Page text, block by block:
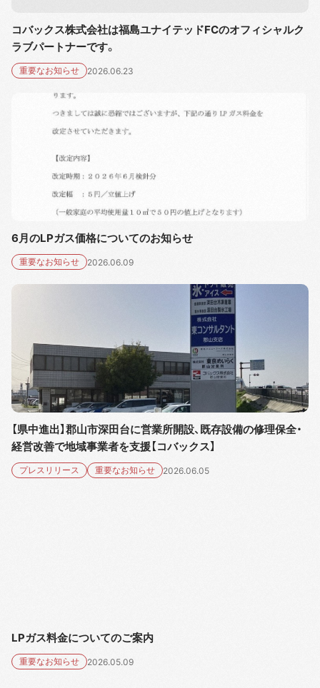
コバックス株式会社は福島ユナイテッドFCのオフィシャルク
ラブパートナーです。
重要なお知らせ 2026.06.23
6月のLPガス価格についてのお知らせ
重要なお知らせ 2026.06.09
【県中進出】郡山市深田台に営業所開設、既存設備の修理保全・
経営改善で地域事業者を支援【コバックス】
プレスリリース 重要なお知らせ 2026.06.05
LPガス料金についてのご案内
重要なお知らせ 2026.05.09